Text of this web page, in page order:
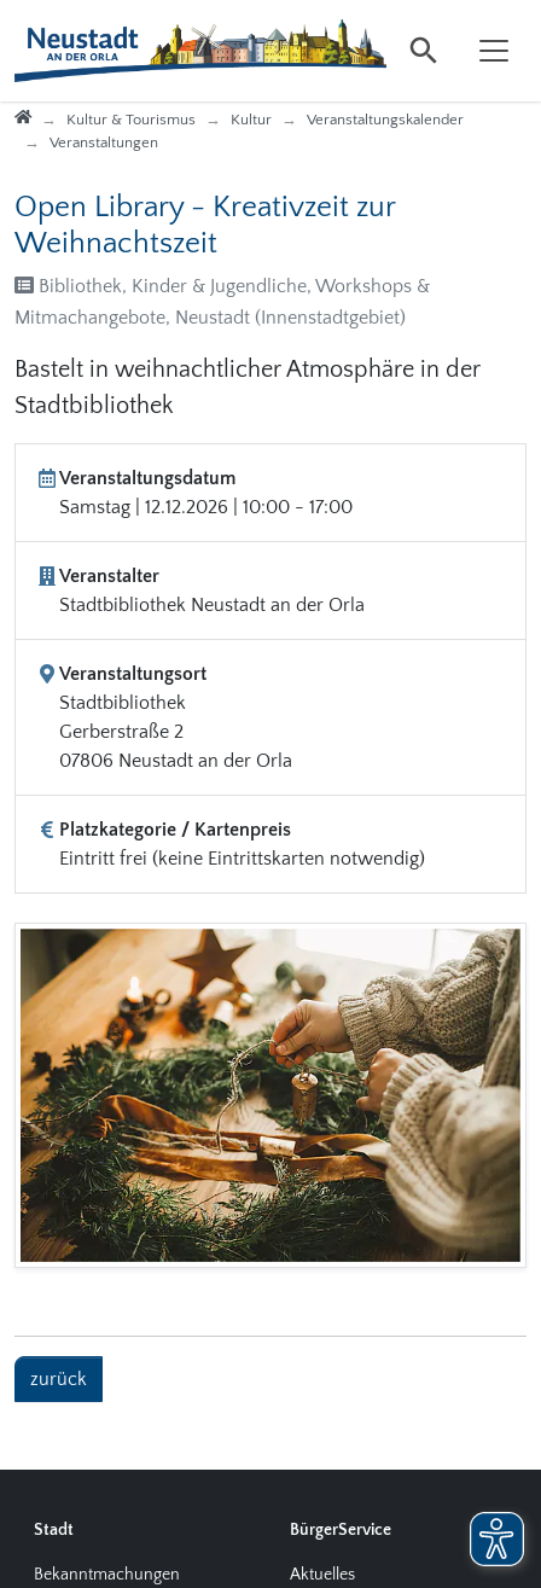
StartseiteKultur & Tourismus Kultur
Veranstaltungskalender
Veranstaltungen
Open Library - Kreativzeit zur
Weihnachtszeit
Bibliothek, Kinder & Jugendliche, Workshops &
Mitmachangebote, Neustadt (Innenstadtgebiet)
Bastelt in weihnachtlicher Atmosphäre in der
Stadtbibliothek
Veranstaltungsdatum
Samstag | 12.12.2026 | 10:00 - 17:00
Veranstalter
Stadtbibliothek Neustadt an der Orla
Veranstaltungsort
Stadtbibliothek
Gerberstraße 2
07806 Neustadt an der Orla
Platzkategorie / Kartenpreis
Eintritt frei (keine Eintrittskarten notwendig)
zurück
Stadt
Bekanntmachungen
BürgerService
Aktuelles